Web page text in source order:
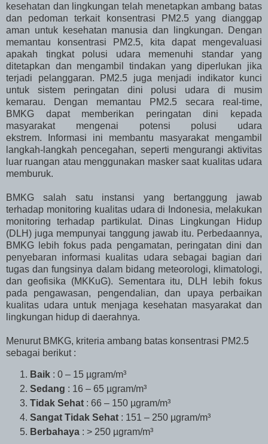
kesehatan dan lingkungan telah menetapkan ambang batas
dan pedoman terkait konsentrasi PM2.5 yang dianggap
aman untuk kesehatan manusia dan lingkungan. Dengan
memantau konsentrasi PM2.5, kita dapat mengevaluasi
apakah tingkat polusi udara memenuhi standar yang
ditetapkan dan mengambil tindakan yang diperlukan jika
terjadi pelanggaran. PM2.5 juga menjadi indikator kunci
untuk sistem peringatan dini polusi udara di musim
kemarau. Dengan memantau PM2.5 secara real-time,
BMKG dapat memberikan peringatan dini kepada
masyarakat mengenai potensi polusi udara
ekstrem. Informasi ini membantu masyarakat mengambil
langkah-langkah pencegahan, seperti mengurangi aktivitas
luar ruangan atau menggunakan masker saat kualitas udara
memburuk.
BMKG salah satu instansi yang bertanggung jawab
terhadap monitoring kualitas udara di Indonesia, melakukan
monitoring terhadap partikulat. Dinas Lingkungan Hidup
(DLH) juga mempunyai tanggung jawab itu. Perbedaannya,
BMKG lebih fokus pada pengamatan, peringatan dini dan
penyebaran informasi kualitas udara sebagai bagian dari
tugas dan fungsinya dalam bidang meteorologi, klimatologi,
dan geofisika (MKKuG). Sementara itu, DLH lebih fokus
pada pengawasan, pengendalian, dan upaya perbaikan
kualitas udara untuk menjaga kesehatan masyarakat dan
lingkungan hidup di daerahnya.
Menurut BMKG, kriteria ambang batas konsentrasi PM2.5
sebagai berikut :
Baik : 0 – 15 µgram/m³
Sedang : 16 – 65 µgram/m³
Tidak Sehat : 66 – 150 µgram/m³
Sangat Tidak Sehat : 151 – 250 µgram/m³
Berbahaya : > 250 µgram/m³